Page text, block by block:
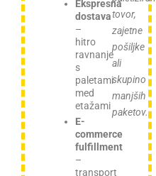
Ekspresna
dostava
–
hitro
ravnanje
s
paletami
med
etažami
E-
commerce
fulfillment
–
transport
tovor,
zajetne
pošiljke
ali
skupino
manjših
paketov.